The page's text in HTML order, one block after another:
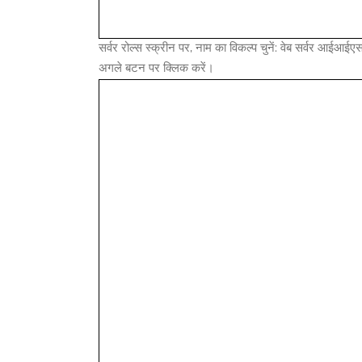
सर्वर रोल्स स्क्रीन पर, नाम का विकल्प चुनें: वेब सर्वर
अगले बटन पर क्लिक करें।